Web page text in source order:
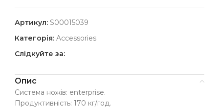
Артикул: S00015039
Категорія: Accessories
Слідкуйте за:
Опис
Система ножів: enterprise.
Продуктивність: 170 кг/год.